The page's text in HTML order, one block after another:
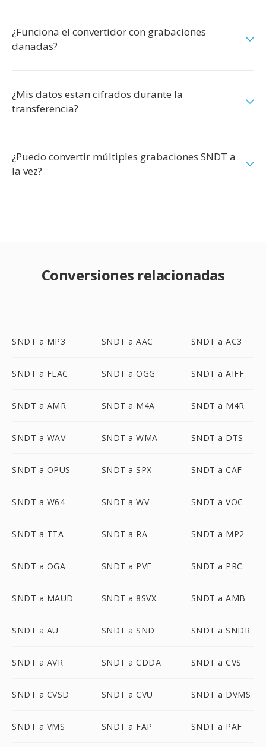
¿Funciona el convertidor con grabaciones
danadas?
¿Mis datos estan cifrados durante la
transferencia?
¿Puedo convertir múltiples grabaciones SNDT a
la vez?
Conversiones relacionadas
SNDT a MP3 SNDT a AAC SNDT a AC3
SNDT a FLAC SNDT a OGG SNDT a AIFF
SNDT a AMR SNDT a M4A SNDT a M4R
SNDT a WAV SNDT a WMA SNDT a DTS
SNDT a OPUS SNDT a SPX SNDT a CAF
SNDT a W64 SNDT a WV SNDT a VOC
SNDT a TTA SNDT a RA SNDT a MP2
SNDT a OGA SNDT a PVF SNDT a PRC
SNDT a MAUD SNDT a 8SVX SNDT a AMB
SNDT a AU SNDT a SND SNDT a SNDR
SNDT a AVR SNDT a CDDA SNDT a CVS
SNDT a CVSD SNDT a CVU SNDT a DVMS
SNDT a VMS SNDT a FAP SNDT a PAF